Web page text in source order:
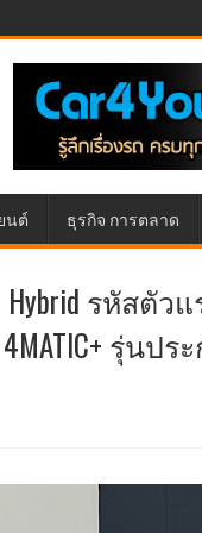
นต์ ธุรกิจ การตลาด
Hybrid รหัสตั
4MATIC+ รุ่